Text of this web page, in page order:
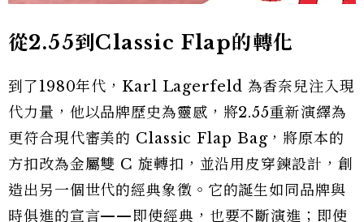
從2.55到 Classic Flap的轉化
到了1980年代，Karl Lagerfeld 為香奈兒注入現
代力量，他以品牌歷史為靈感，將2.55重新演繹為
更符合現代審美的 Classic Flap Bag，將原本的
方扣改為金屬雙 C 旋轉扣，並沿用皮穿鍊設計，創
造出另一個世代的經典象徵。它的誕生如同品牌與
時俱進的宣言——即使經典，也要不斷演進；即使